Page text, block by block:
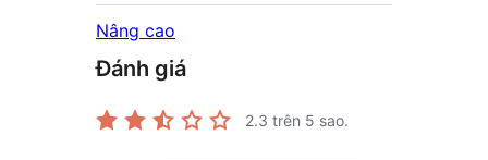
Nâng cao
Đánh giá
2.3 trên 5 sao.